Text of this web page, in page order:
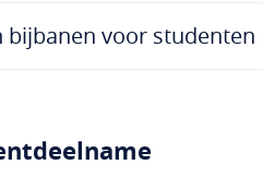
bijbanen voor studenten